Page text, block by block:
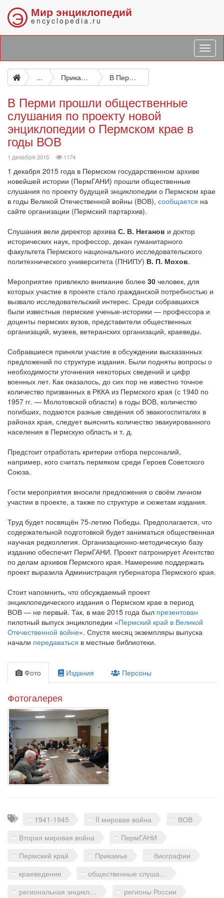
Э Мир энциклопедий
encyclopedia.ru
... Прикамье в Великой Отечественной войне, 1941—1945 гг.: энциклопедия В Перми прошли общественные слушания по проекту новой энциклопедии о Пермском крае в годы ВОВ
В Перми прошли общественные
слушания по проекту новой
энциклопедии о Пермском крае в
годы ВОВ
1 декабря 2015 просмотров
1174
1 декабря 2015 года в Пермском государственном архиве
новейшей истории (ПермГАНИ) прошли общественные
слушания по проекту будущей энциклопедии о Пермском крае
в годы Великой Отечественной войны (ВОВ), сообщается на
сайте организации (Пермский партархив).
Слушания вели директор архива С. В. Неганов и доктор
исторических наук, профессор, декан гуманитарного
факультета Пермского национального исследовательского
политехнического университета (ПНИПУ) В. П. Мохов.
Мероприятие привлекло внимание более 30 человек, для
которых участие в проекте стало гражданской потребностью и
вызвало исследовательский интерес. Среди собравшихся
были известные пермские ученые-историки — профессора и
доценты пермских вузов, представители общественных
организаций, музеев, ветеранских организаций, краеведы.
Собравшиеся приняли участие в обсуждении высказанных
предложений по структуре издания. Были подняты вопросы о
необходимости уточнения некоторых сведений и цифр
военных лет. Как оказалось, до сих пор не известно точное
количество призванных в РККА из Пермского края (с 1940 по
1957 гг. — Молотовской области) в годы ВОВ, количество
погибших, подаются разные сведения об эвакогоспиталях в
районах края, следует выяснить количество эвакуированного
населения в Пермскую область и т. д.
Предстоит отработать критерии отбора персоналий,
например, кого считать пермяком среди Героев Советского
Союза.
Гости мероприятия вносили предложения о своём личном
участии в проекте, а также по структуре и сюжетам издания.
Труд будет посвящён 75-летию Победы. Предполагается, что
содержательной подготовкой будет заниматься общественная
научная редколлегия. Организационно-методическую базу
изданию обеспечит ПермГАНИ. Проект патронирует Агентство
по делам архивов Пермского края. Намерение поддержать
проект выразила Администрация губернатора Пермского края.
Стоит напомнить, что обсуждаемый проект
энциклопедического издания о Пермском крае в период
ВОВ — не первый. Так, в мае 2015 года был презентован
пилотный выпуск энциклопедии «Пермский край в Великой
Отечественной войне». Спустя месяц экземпляры выпуска
начали передаваться в местные библиотеки.
Фото Издания Персоны
Фотогалерея
Теги 1941-1945 II мировая война
ВОВ
Вторая мировая война
ПермГАНИ
Пермский край
Прикамье
биографии
краеведение
общественные слушания
региональная энциклопедия
регионы России